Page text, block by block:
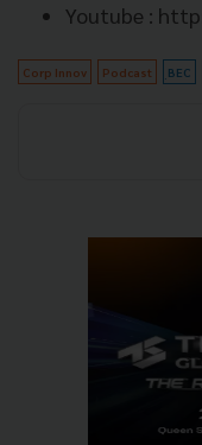
Youtube :
Corp Innov Podcast ฺBEC